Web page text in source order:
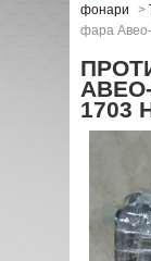
фонари
>
фара
1703